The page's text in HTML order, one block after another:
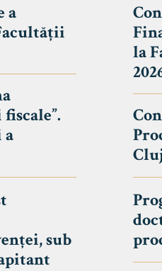
Avizier Studenți
Studii
a
a
sub
la